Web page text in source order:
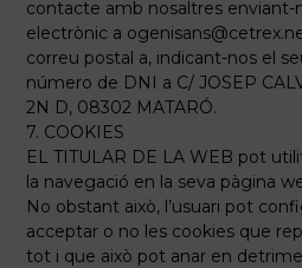
contacte amb nosaltres enviant-
electrònic a
correu postal a, indicant-nos el
número de DNI a C/ JOSEP
2N D, 08302 MATARÓ.
7. COOKIES
EL TITULAR DE LA WEB pot
la navegació en la seva pàgina
No obstant això, l’usuari pot
acceptar o no les cookies que
tot i que això pot anar en